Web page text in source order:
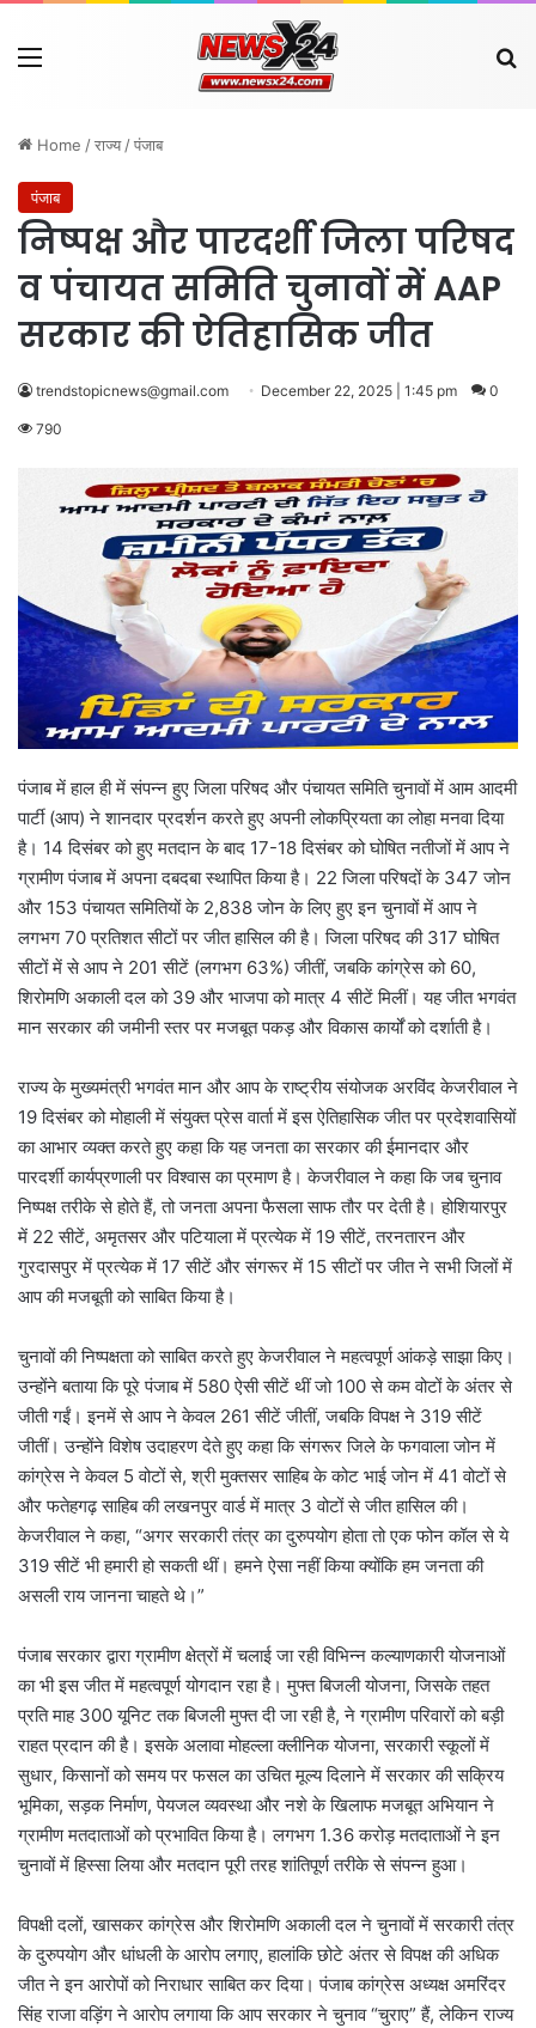
Menu
Home /राज्य /पंजाब
पंजाब
निष्पक्ष और पारदर्शी जिला परिषद
व पंचायत समिति चुनावों में AAP
सरकार की ऐतिहासिक जीत
trendstopicnews@gmail.com December 22, 2025 | 1:45 pm 0
790
पंजाब में हाल ही में संपन्न हुए जिला परिषद और पंचायत समिति चुनावों में आम आदमी
पार्टी (आप) ने शानदार प्रदर्शन करते हुए अपनी लोकप्रियता का लोहा मनवा दिया
है। 14 दिसंबर को हुए मतदान के बाद 17-18 दिसंबर को घोषित नतीजों में आप ने
ग्रामीण पंजाब में अपना दबदबा स्थापित किया है। 22 जिला परिषदों के 347 जोन
और 153 पंचायत समितियों के 2,838 जोन के लिए हुए इन चुनावों में आप ने
लगभग 70 प्रतिशत सीटों पर जीत हासिल की है। जिला परिषद की 317 घोषित
सीटों में से आप ने 201 सीटें (लगभग 63%) जीतीं, जबकि कांग्रेस को 60,
शिरोमणि अकाली दल को 39 और भाजपा को मात्र 4 सीटें मिलीं। यह जीत भगवंत
मान सरकार की जमीनी स्तर पर मजबूत पकड़ और विकास कार्यों को दर्शाती है।
राज्य के मुख्यमंत्री भगवंत मान और आप के राष्ट्रीय संयोजक अरविंद केजरीवाल ने
19 दिसंबर को मोहाली में संयुक्त प्रेस वार्ता में इस ऐतिहासिक जीत पर प्रदेशवासियों
का आभार व्यक्त करते हुए कहा कि यह जनता का सरकार की ईमानदार और
पारदर्शी कार्यप्रणाली पर विश्वास का प्रमाण है। केजरीवाल ने कहा कि जब चुनाव
निष्पक्ष तरीके से होते हैं, तो जनता अपना फैसला साफ तौर पर देती है। होशियारपुर
में 22 सीटें, अमृतसर और पटियाला में प्रत्येक में 19 सीटें, तरनतारन और
गुरदासपुर में प्रत्येक में 17 सीटें और संगरूर में 15 सीटों पर जीत ने सभी जिलों में
आप की मजबूती को साबित किया है।
चुनावों की निष्पक्षता को साबित करते हुए केजरीवाल ने महत्वपूर्ण आंकड़े साझा किए।
उन्होंने बताया कि पूरे पंजाब में 580 ऐसी सीटें थीं जो 100 से कम वोटों के अंतर से
जीती गईं। इनमें से आप ने केवल 261 सीटें जीतीं, जबकि विपक्ष ने 319 सीटें
जीतीं। उन्होंने विशेष उदाहरण देते हुए कहा कि संगरूर जिले के फगवाला जोन में
कांग्रेस ने केवल 5 वोटों से, श्री मुक्तसर साहिब के कोट भाई जोन में 41 वोटों से
और फतेहगढ़ साहिब की लखनपुर वार्ड में मात्र 3 वोटों से जीत हासिल की।
केजरीवाल ने कहा, “अगर सरकारी तंत्र का दुरुपयोग होता तो एक फोन कॉल से ये
319 सीटें भी हमारी हो सकती थीं। हमने ऐसा नहीं किया क्योंकि हम जनता की
असली राय जानना चाहते थे।”
पंजाब सरकार द्वारा ग्रामीण क्षेत्रों में चलाई जा रही विभिन्न कल्याणकारी योजनाओं
का भी इस जीत में महत्वपूर्ण योगदान रहा है। मुफ्त बिजली योजना, जिसके तहत
प्रति माह 300 यूनिट तक बिजली मुफ्त दी जा रही है, ने ग्रामीण परिवारों को बड़ी
राहत प्रदान की है। इसके अलावा मोहल्ला क्लीनिक योजना, सरकारी स्कूलों में
सुधार, किसानों को समय पर फसल का उचित मूल्य दिलाने में सरकार की सक्रिय
भूमिका, सड़क निर्माण, पेयजल व्यवस्था और नशे के खिलाफ मजबूत अभियान ने
ग्रामीण मतदाताओं को प्रभावित किया है। लगभग 1.36 करोड़ मतदाताओं ने इन
चुनावों में हिस्सा लिया और मतदान पूरी तरह शांतिपूर्ण तरीके से संपन्न हुआ।
विपक्षी दलों, खासकर कांग्रेस और शिरोमणि अकाली दल ने चुनावों में सरकारी तंत्र
के दुरुपयोग और धांधली के आरोप लगाए, हालांकि छोटे अंतर से विपक्ष की अधिक
जीत ने इन आरोपों को निराधार साबित कर दिया। पंजाब कांग्रेस अध्यक्ष अमरिंदर
सिंह राजा वड़िंग ने आरोप लगाया कि आप सरकार ने चुनाव “चुराए” हैं, लेकिन राज्य